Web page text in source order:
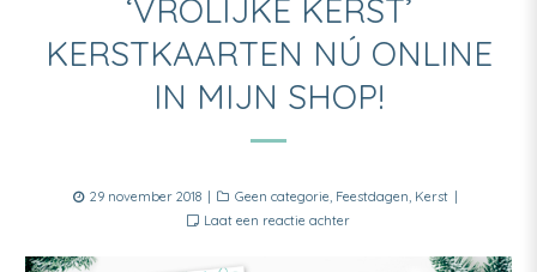
‘VROLIJKE KERST’
KERSTKAARTEN NÚ ONLINE
IN MIJN SHOP!
Posted
29 november 2018 Categories
Geen categorie Feestdagen Kerst
Laat een reactie achter